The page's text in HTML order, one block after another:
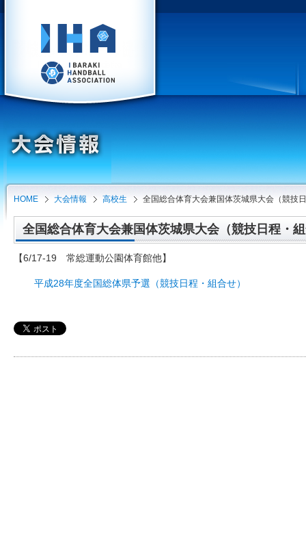
HOME 大会情報 高校生 全国総合体育大会兼国体茨城県大会（競技
全国総合体育大会兼国体茨城県大会（競技日程・
【6/17-19 常総運動公園体育館他】
平成28年度全国総体県予選（競技日程・組合せ）